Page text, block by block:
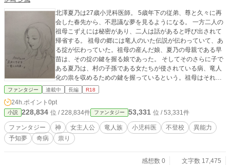
北澤夏乃は27歳小児科医師。 5歳年下の従弟、尊と久々に再
会した春先から、不思議な夢を見るようになる。 一方二人の
祖母こずえには秘密があり、二人は話があると呼び出されて
帰省する。 祖母の郷には竜人のいた伝説が伝わっていて、あ
る掟が伝わっていた。祖母の産んだ娘、夏乃の母親である早
苗は、その掟の鍵を握る娘であった。 そしてそのさらに子で
ある夏乃は、村の子孫である女たちが侵されている病、竜人
化の祟を収めるための鍵を握っているという。祖母はそれを
伝えたあと、自らも竜人化の病に倒れる。 そんな時、自分の
戻ることに。 患者の岡野ミキは、祖母と同じく竜人化してい
ると気がついた夏乃は祖母の飲んでいた漢方薬を売りに来た
薬売りに連絡する。 祖母の郷に出入りしていたという倉田サ
ネは何か事情を知っているようだった。彼と会って話す事
で、ますます自分の使命を意識することになる。 雨足が強ま
げたミキは、夏乃を連れ去る。 集まりだした郷の子孫たちと
ファンタジー 連載中 長編 R18
24h.ポイント 0pt
小説 228,834 位 / 228,834件 ファンタジー 53,331 位 / 53,331件
ファンタジー 神 女主人公 竜人族 小児科医 不登校
異能力
予知夢
奇病 祟り
感想数 0
文字数 17,475